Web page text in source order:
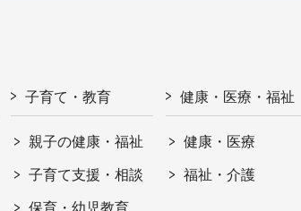
子育て・教育
親子の健康・福祉
子育て支援・相談
健康・医療・福祉
健康・医療
福祉・介護